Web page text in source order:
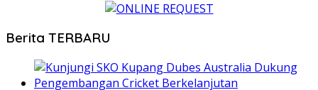
Berita TERBARU